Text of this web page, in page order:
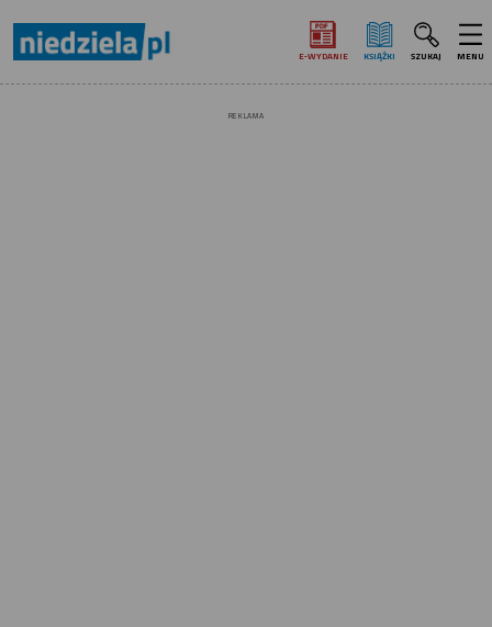
E‑WYDANIE KSIĄŻKI SZUKAJ MENU
REKLAMA